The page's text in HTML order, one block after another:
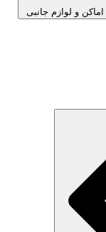
اماکن و لوازم جانبی